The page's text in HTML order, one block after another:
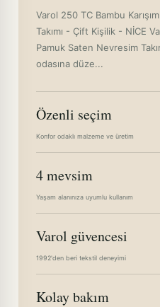
Varol 250 TC Bambu
Takımı - Çift Kişilik - NİCE
Pamuk Saten Nevresim
odasına düze...
Özenli seçim
Konfor odaklı malzeme ve üretim
4 mevsim
Yaşam alanınıza uyumlu kullanım
Varol güvencesi
1992'den beri tekstil deneyimi
Kolay bakım